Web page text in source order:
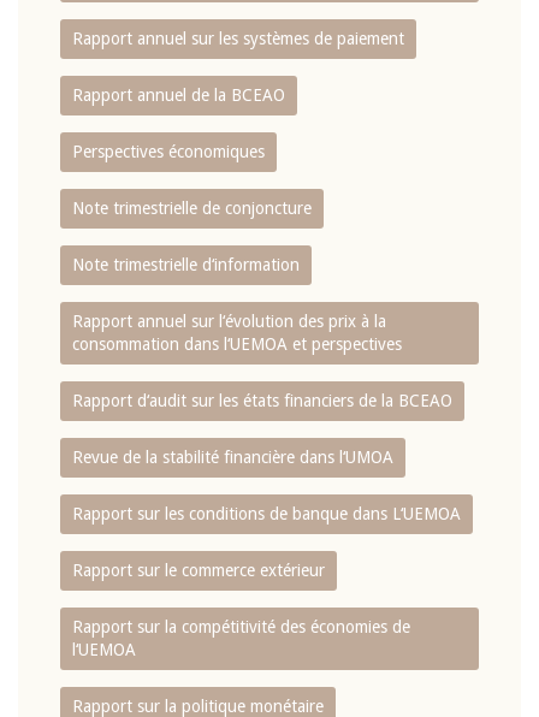
Rapport annuel sur les systèmes de paiement
Rapport annuel de la BCEAO
Perspectives économiques
Note trimestrielle de conjoncture
Note trimestrielle d‘information
Rapport annuel sur l‘évolution des prix à la
consommation dans l‘UEMOA et perspectives
Rapport d‘audit sur les états financiers de la BCEAO
Revue de la stabilité financière dans l‘UMOA
Rapport sur les conditions de banque dans L‘UEMOA
Rapport sur le commerce extérieur
Rapport sur la compétitivité des économies de
l‘UEMOA
Rapport sur la politique monétaire